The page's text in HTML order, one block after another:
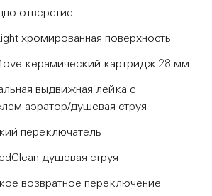
овощей. Лейкой также удобно
у вас двойная мойка. А когда вы
лейка вернется на место
GROHE SilkMove, которая
Ослепительная хромовая
StarLight сохранит свой блеск на
отверстие
хромированная поверхность
керамический картридж 28 мм
выдвижная лейка с
аэратор/душевая струя
переключатель
душевая струя
возвратное переключение